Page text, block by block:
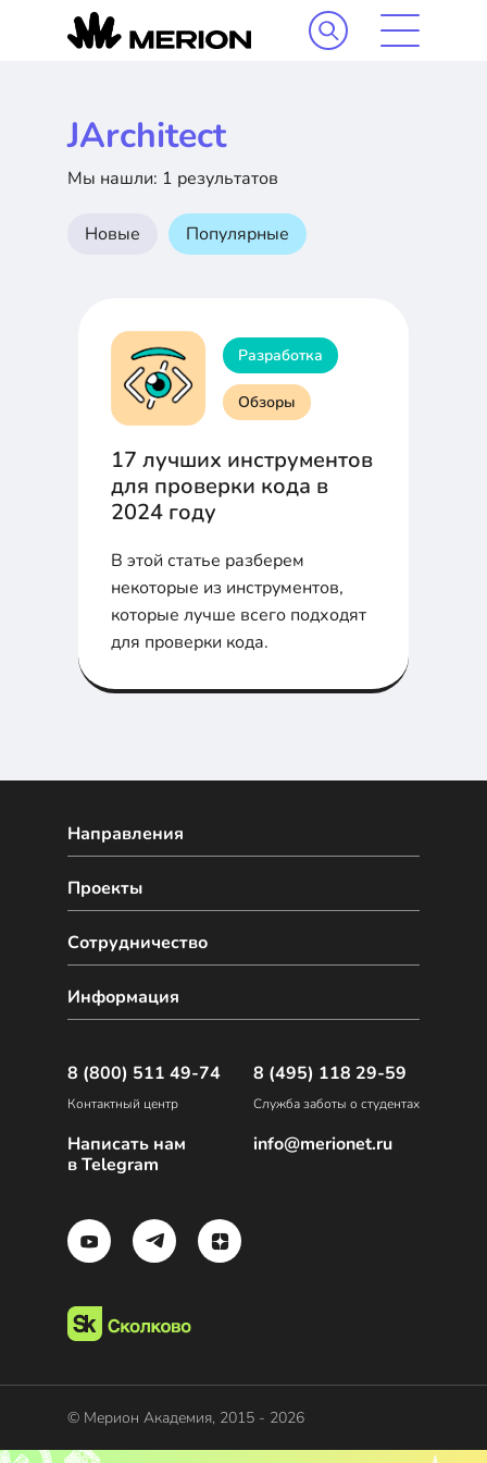
JArchitect
Мы нашли: 1 результатов
Новые Популярные
Разработка
Обзоры
17 лучших инструментов
для проверки кода в
2024 году
В этой статье разберем
некоторые из инструментов,
которые лучше всего подходят
для проверки кода.
Направления
Сотрудничество
Проекты
Информация
8 (800) 511 49-74
Контактный центр
Написать нам
в Telegram
8 (495) 118 29-59
Служба заботы о студентах
info@merionet.ru
© Мерион Академия, 2015 - 2026